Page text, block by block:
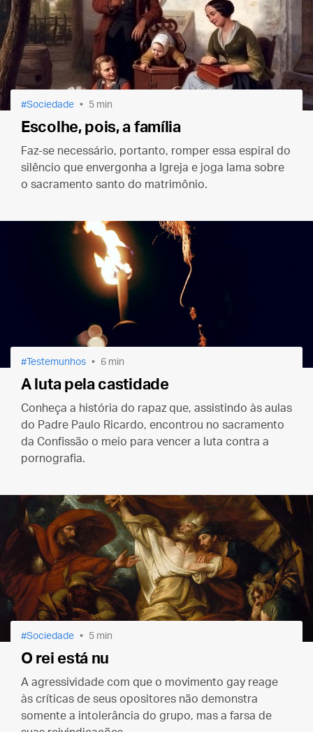
Sociedade 5 min
Escolhe, pois, a família
Faz-se necessário, portanto, romper essa espiral do
silêncio que envergonha a Igreja e joga lama sobre
o sacramento santo do matrimônio.
Testemunhos 6 min
A luta pela castidade
Conheça a história do rapaz que, assistindo às aulas
do Padre Paulo Ricardo, encontrou no sacramento
da Confissão o meio para vencer a luta contra a
pornografia.
Sociedade 5 min
O rei está nu
A agressividade com que o movimento gay reage
às críticas de seus opositores não demonstra
somente a intolerância do grupo, mas a farsa de